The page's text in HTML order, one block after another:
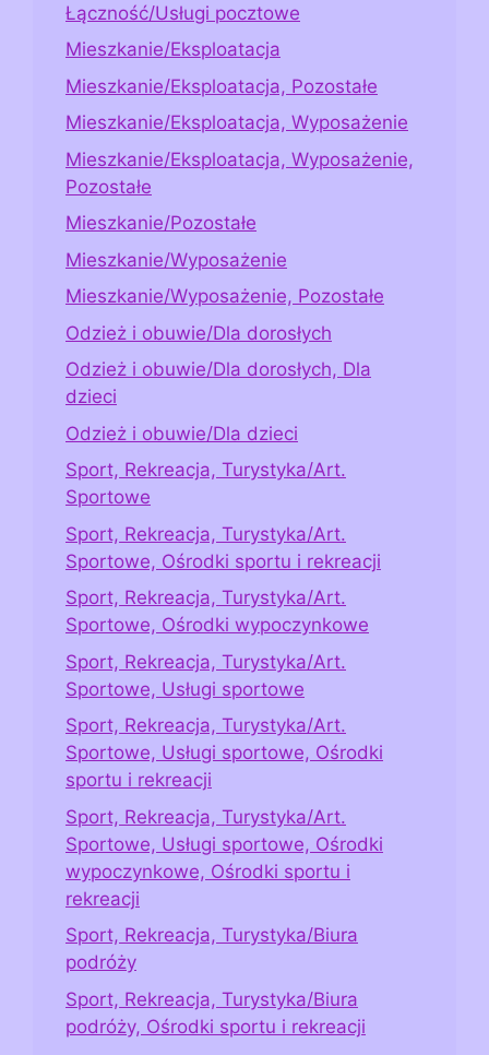
Łączność/Usługi pocztowe
Mieszkanie/Eksploatacja
Mieszkanie/Eksploatacja, Pozostałe
Mieszkanie/Eksploatacja, Wyposażenie
Mieszkanie/Eksploatacja, Wyposażenie,
Pozostałe
Mieszkanie/Pozostałe
Mieszkanie/Wyposażenie
Mieszkanie/Wyposażenie, Pozostałe
Odzież i obuwie/Dla dorosłych
Odzież i obuwie/Dla dorosłych, Dla
dzieci
Odzież i obuwie/Dla dzieci
Sport, Rekreacja, Turystyka/Art.
Sportowe
Sport, Rekreacja, Turystyka/Art.
Sportowe, Ośrodki sportu i rekreacji
Sport, Rekreacja, Turystyka/Art.
Sportowe, Ośrodki wypoczynkowe
Sport, Rekreacja, Turystyka/Art.
Sportowe, Usługi sportowe
Sport, Rekreacja, Turystyka/Art.
Sportowe, Usługi sportowe, Ośrodki
sportu i rekreacji
Sport, Rekreacja, Turystyka/Art.
Sportowe, Usługi sportowe, Ośrodki
wypoczynkowe, Ośrodki sportu i
rekreacji
Sport, Rekreacja, Turystyka/Biura
podróży
Sport, Rekreacja, Turystyka/Biura
podróży, Ośrodki sportu i rekreacji